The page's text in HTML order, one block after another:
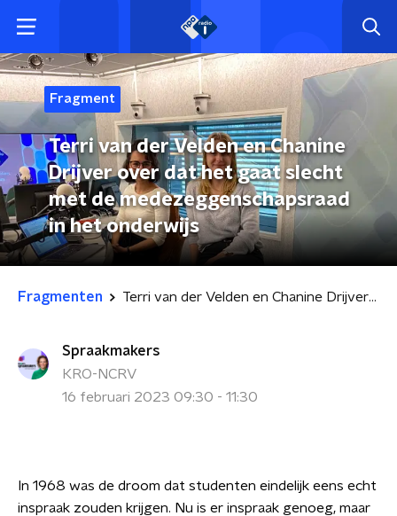
Fragment
Terri van der Velden en Chanine
Drijver over dat het gaat slecht
met de medezeggenschapsraad
in het onderwijs
Fragmenten Terri van der Velden en Chanine Drijver over dat het gaat slecht met de medezeggenschapsraad in het onderwijs
Spraakmakers
KRO-NCRV
16 februari 2023 09:30 - 11:30
In 1968 was de droom dat studenten eindelijk eens echt
inspraak zouden krijgen. Nu is er inspraak genoeg, maar